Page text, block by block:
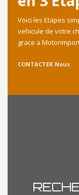
Voici les Etapes
vehicule de votre
grace a
CONTACTER Nous